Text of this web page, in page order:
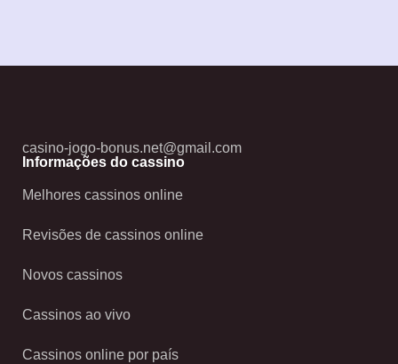
casino-jogo-bonus.net@gmail.com
Informações do cassino
Melhores cassinos online
Revisões de cassinos online
Novos cassinos
Cassinos ao vivo
Cassinos online por país